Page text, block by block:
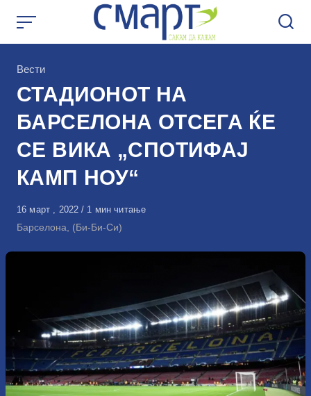
КАтегорија
Вести
СТАДИОНОТ НА
БАРСЕЛОНА ОТСЕГА ЌЕ
СЕ ВИКА „СПОТИФАЈ
КАМП НОУ“
Објавено
на
16 март , 2022 1 мин читање
Барселона, (Би-Би-Си)